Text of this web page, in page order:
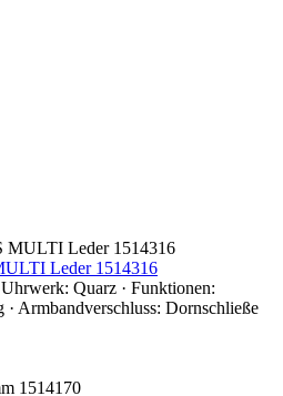
Leder 1514316
Quarz · Funktionen:
· Armbandverschluss: Dornschließe